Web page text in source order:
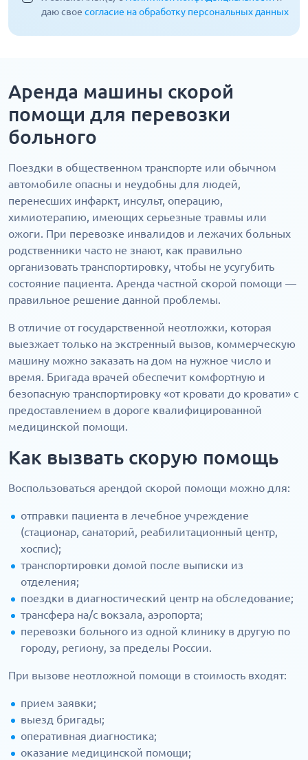
даю свое согласие на обработку персональных данных
Аренда машины скорой
помощи для перевозки
больного
Поездки в общественном транспорте или обычном
автомобиле опасны и неудобны для людей,
перенесших инфаркт, инсульт, операцию,
химиотерапию, имеющих серьезные травмы или
ожоги. При перевозке инвалидов и лежачих больных
родственники часто не знают, как правильно
организовать транспортировку, чтобы не усугубить
состояние пациента. Аренда частной скорой помощи —
правильное решение данной проблемы.
В отличие от государственной неотложки, которая
выезжает только на экстренный вызов, коммерческую
машину можно заказать на дом на нужное число и
время. Бригада врачей обеспечит комфортную и
безопасную транспортировку «от кровати до кровати» с
предоставлением в дороге квалифицированной
медицинской помощи.
Как вызвать скорую помощь
Воспользоваться арендой скорой помощи можно для:
отправки пациента в лечебное учреждение
(стационар, санаторий, реабилитационный центр,
хоспис);
транспортировки домой после выписки из
отделения;
поездки в диагностический центр на обследование;
трансфера на/с вокзала, аэропорта;
перевозки больного из одной клинику в другую по
городу, региону, за пределы России.
При вызове неотложной помощи в стоимость входят:
прием заявки;
выезд бригады;
оперативная диагностика;
оказание медицинской помощи;